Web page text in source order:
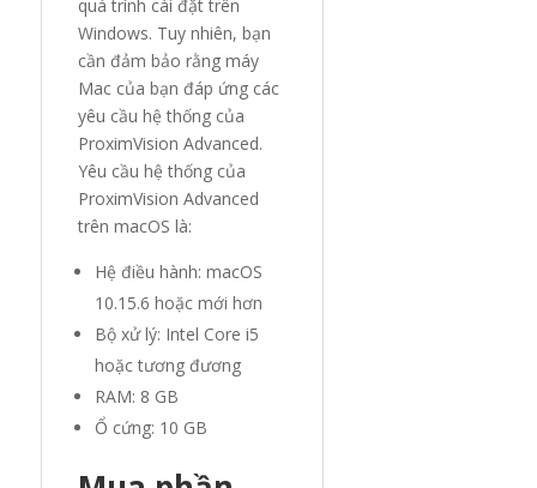
quá trình cài đặt trên
Windows. Tuy nhiên, bạn
cần đảm bảo rằng máy
Mac của bạn đáp ứng các
yêu cầu hệ thống của
ProximVision Advanced.
Yêu cầu hệ thống của
ProximVision Advanced
trên macOS là:
Hệ điều hành: macOS
10.15.6 hoặc mới hơn
Bộ xử lý: Intel Core i5
hoặc tương đương
RAM: 8 GB
Ổ cứng: 10 GB